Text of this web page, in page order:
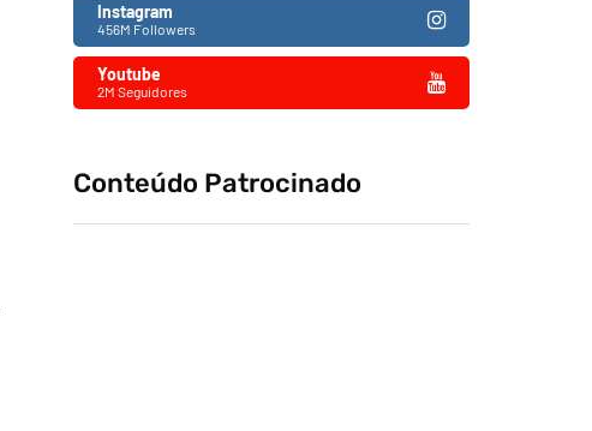
Instagram
456M Followers
Youtube
2M Seguidores
Conteúdo Patrocinado